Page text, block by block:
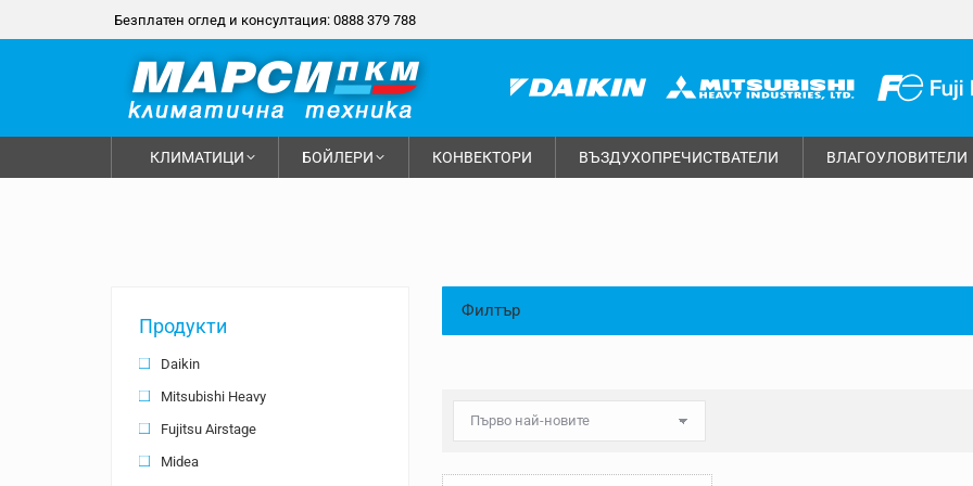
Безплатен оглед и консултация: 0888 379 788
КЛИМАТИЦИ БОЙЛЕРИ КОНВЕКТОРИ ВЪЗДУХОПРЕЧИСТВАТЕЛИ ВЛАГОУЛОВИТЕЛИ
Филтър
Продукти
Daikin
Mitsubishi Heavy
Fujitsu Airstage
Midea